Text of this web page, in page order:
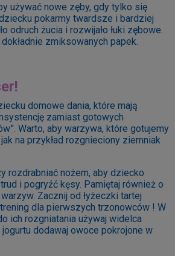
używać nowe zęby, gdy tylko się
pokarmy twardsze i bardziej
odruch żucia i rozwijało łuki zębowe.
zmiksowanych papek.
domowe dania, które mają
zamiast gotowych
Warto, aby warzywa, które gotujemy
na przykład rozgnieciony ziemniak
rozdrabniać nożem, aby dziecko
i pogryźć kęsy. Pamiętaj również o
Zacznij od łyżeczki tartej
dla pierwszych trzonowców ! W
ich rozgniatania używaj widelca
dodawaj owoce pokrojone w